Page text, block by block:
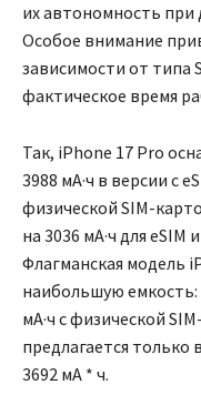
их автономность при
Особое внимание
зависимости от типа
фактическое время
Так, iPhone 17 Pro
3988 мА·ч в версии с
физической SIM-
на 3036 мА·ч для eSIM
Флагманская модель
наибольшую емкость:
мА·ч с физической
предлагается только
3692 мА * ч.